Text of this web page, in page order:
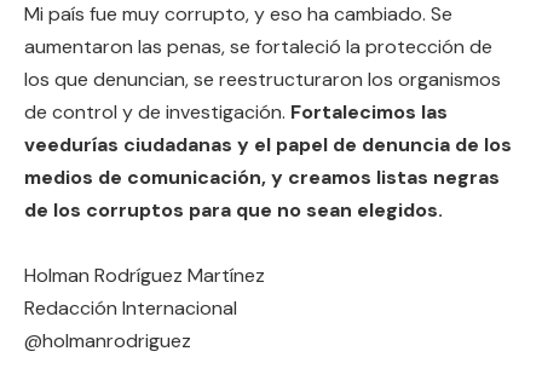
Mi país fue muy corrupto, y eso ha cambiado. Se
aumentaron las penas, se fortaleció la protección de
los que denuncian, se reestructuraron los organismos
de control y de investigación. Fortalecimos las
veedurías ciudadanas y el papel de denuncia de los
medios de comunicación, y creamos listas negras
de los corruptos para que no sean elegidos.
Holman Rodríguez Martínez
Redacción Internacional
@holmanrodriguez